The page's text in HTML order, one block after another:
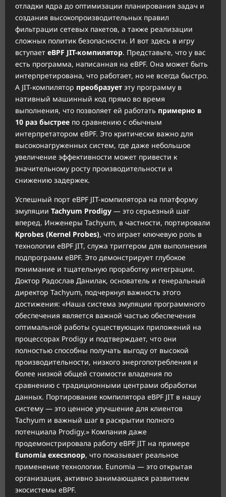
отладки ядра до оптимизации планирования задач и
создания высокопроизводительных правил
фильтрации сетевых пакетов, а также реализации
сложных политик безопасности. И вот здесь в игру
вступает eBPF JIT-компилятор. Представьте, что у вас
есть программа, написанная на eBPF. Она может быть
интерпретирована, что работает, но не всегда быстро.
А JIT-компилятор преобразует эту программу в
нативный машинный код прямо во время
выполнения, что позволяет ей работать примерно в
10 раз быстрее по сравнению с обычным
интерпретатором eBPF. Это критически важно для
высоконагруженных систем, где даже небольшое
увеличение эффективности может привести к
значительному росту производительности и
снижению задержек.
Успешный порт eBPF JIT-компилятора на платформу
эмуляции Tachyum Prodigy — это серьезный шаг
вперед. Инженеры Tachyum, в частности, портировали
Kprobes (Kernel Probes), что играет ключевую роль в
технологии eBPF JIT, служа триггером для выполнения
подпрограмм eBPF. Это демонстрирует глубокое
понимание и тщательную проработку интеграции.
Доктор Радослав Данилак, основатель и генеральный
директор Tachyum, подчеркнул важность этого
достижения: «Наша система эмуляции программного
обеспечения является важной частью обеспечения
оптимальной работы существующих приложений на
процессорах Prodigy и подтверждает, что они
полностью способны получать выгоду от высокой
производительности, низкого энергопотребления и
более низкой общей стоимости владения по
сравнению с традиционными центрами обработки
данных. Портирование компилятора eBPF JIT в нашу
систему — это ценное улучшение для клиентов
Tachyum и важный шаг в раскрытии полного
потенциала Prodigy.» Компания даже
продемонстрировала работу eBPF JIT на примере
Eunomia execsnoop, что показывает реальное
применение технологии. Eunomia — это открытая
организация, активно занимающаяся развитием
экосистемы eBPF.